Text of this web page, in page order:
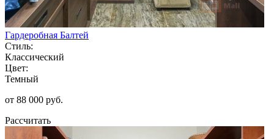
Гардеробная Балтей
Стиль:
Классический
Цвет:
Темный
от 88 000 руб.
Рассчитать